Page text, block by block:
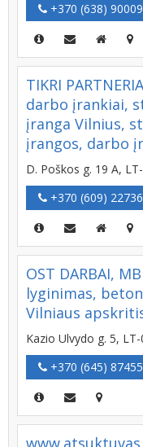
+370 (638) 90009
TIKRI
darbo įrankiai,
įranga Vilnius,
įrangos, darbo
D. Poškos g. 19 A,
+370 (609) 22736
OST DARBAI,
lyginimas,
Vilniaus
Kazio Ulvydo g. 5,
+370 (645) 87455